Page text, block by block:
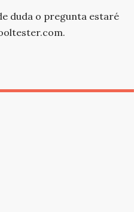
duda o pregunta estaré